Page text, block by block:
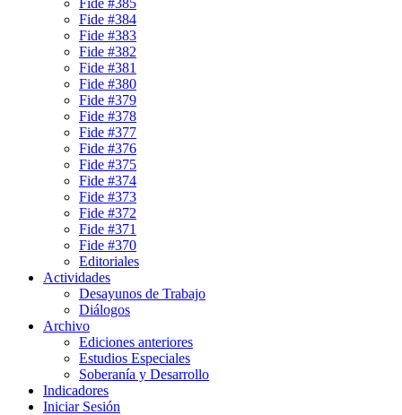
Fide #385
Fide #384
Fide #383
Fide #382
Fide #381
Fide #380
Fide #379
Fide #378
Fide #377
Fide #376
Fide #375
Fide #374
Fide #373
Fide #372
Fide #371
Fide #370
Editoriales
Actividades
Desayunos de Trabajo
Diálogos
Archivo
Ediciones anteriores
Estudios Especiales
Soberanía y Desarrollo
Indicadores
Iniciar Sesión